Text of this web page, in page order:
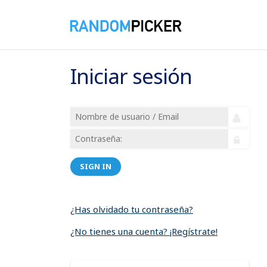
Iniciar sesión
SIGN IN
¿Has olvidado tu contraseña?
¿No tienes una cuenta? ¡Regístrate!